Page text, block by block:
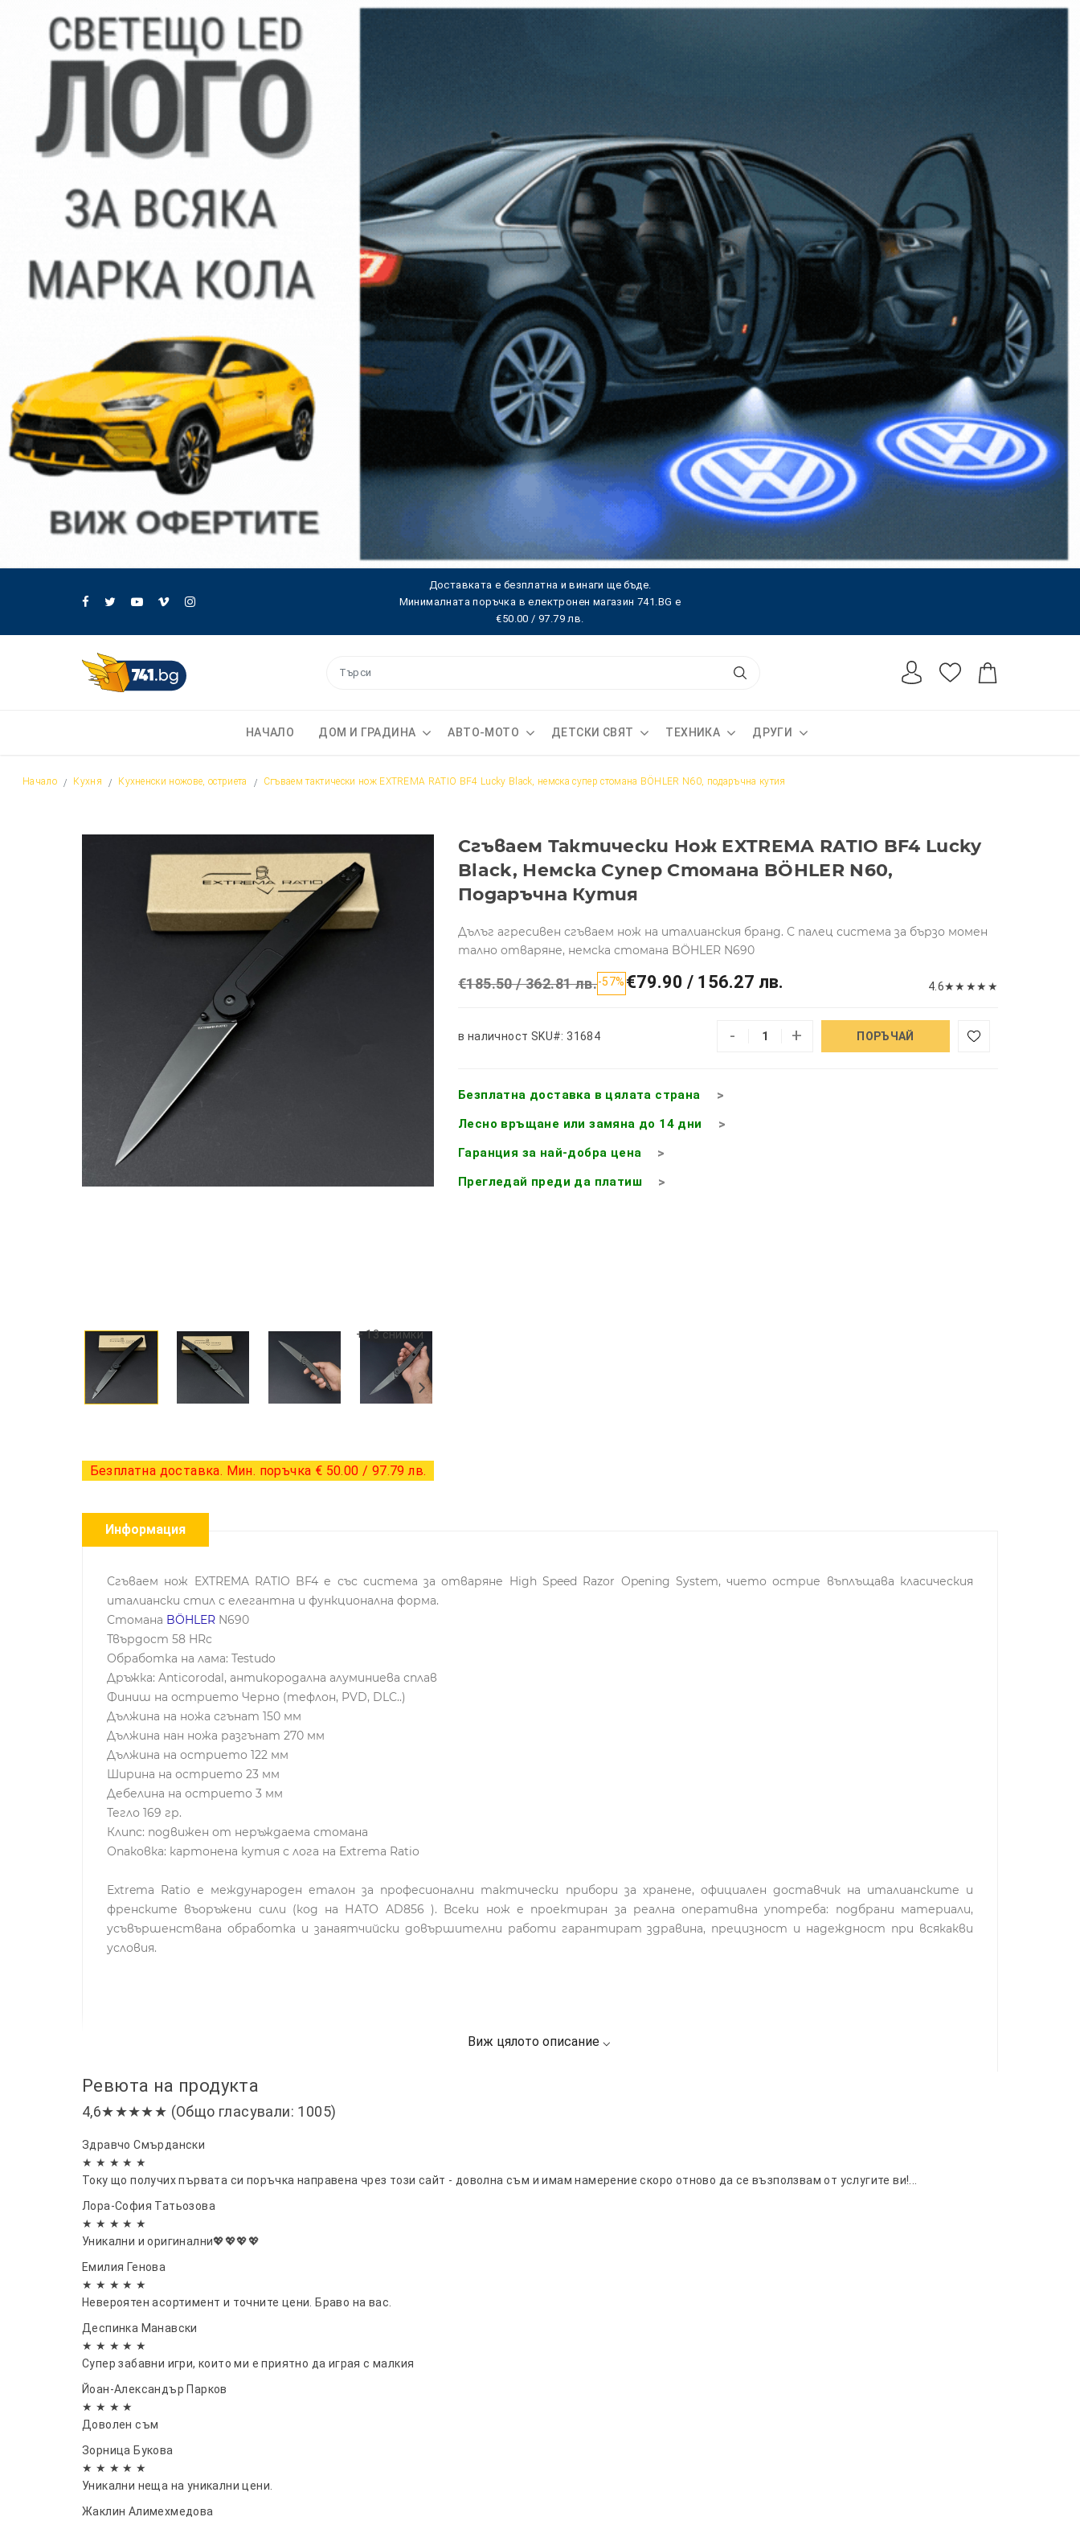
Доставката е безплатна и винаги ще бъде.
Минималната поръчка в електронен магазин 741.BG е
€50.00 / 97.79 лв.
НАЧАЛО ДОМ И ГРАДИНА АВТО-МОТО ДЕТСКИ СВЯТ ТЕХНИКА ДРУГИ
Начало Кухня Кухненски ножове, остриета Сгъваем тактически нож EXTREMA RATIO BF4 Lucky Black, немска супер стомана BÖHLER N60, подаръчна кутия
+ 13 снимки
Безплатна доставка. Мин. поръчка € 50.00 / 97.79 лв.
Сгъваем Тактически Нож EXTREMA RATIO BF4 Lucky
Black, Немска Супер Стомана BÖHLER N60,
Подаръчна Кутия
Дълъг агресивен сгъваем нож на италианския бранд. С палец система за бързо момен
тално отваряне, немска стомана BÖHLER N690
€185.50 / 362.81 лв.-57% €79.90 / 156.27 лв. 4.6★★ ★★ ★
в наличност SKU#: 31684 - + ПОРЪЧАЙ
Безплатна доставка в цялата страна
Лесно връщане или замяна до 14 дни
Гаранция за най-добра цена
Прегледай преди да платиш
Информация
Сгъваем нож EXTREMA RATIO BF4 е със система за отваряне High Speed ​​Razor Opening System, чието острие въплъщава класическия
италиански стил с елегантна и функционална форма.
Стомана BÖHLER N690
Твърдост 58 HRc
Обработка на лама: Testudo
Дръжка: Anticorodal, антикородална алуминиева сплав
Финиш на острието Черно (тефлон, PVD, DLC..)
Дължина на ножа сгънат 150 мм
Дължина нан ножа разгънат 270 мм
Дължина на острието 122 мм
Ширина на острието 23 мм
Дебелина на острието 3 мм
Тегло 169 гр.
Клипс: подвижен от неръждаема стомана
Опаковка: картонена кутия с лога на Extrema Ratio
Extrema Ratio е международен еталон за професионални тактически прибори за хранене, официален доставчик на италианските и
френските въоръжени сили (код на НАТО AD856 ). Всеки нож е проектиран за реална оперативна употреба: подбрани материали,
усъвършенствана обработка и занаятчийски довършителни работи гарантират здравина, прецизност и надеждност при всякакви
условия.
Ревюта на продукта
4,6★★★★★ (Общо гласували: 1005)
Здравчо Смърдански
★ ★ ★ ★ ★
Току що получих първата си поръчка направена чрез този сайт - доволна съм и имам намерение скоро отново да се възползвам от услугите ви!...
Лора-София Татьозова
★ ★ ★ ★ ★
Уникални и оригинални💖💖💖💖
Емилия Генова
★ ★ ★ ★ ★
Невероятен асортимент и точните цени. Браво на вас.
Деспинка Манавски
★ ★ ★ ★ ★
Супер забавни игри, които ми е приятно да играя с малкия
Йоан-Александър Парков
★ ★ ★ ★
Доволен съм
Зорница Букова
★ ★ ★ ★ ★
Уникални неща на уникални цени.
Жаклин Алимехмедова